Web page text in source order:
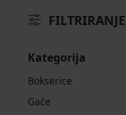
FILTRIRANJE
Kategorija
Bokserice
Gaće